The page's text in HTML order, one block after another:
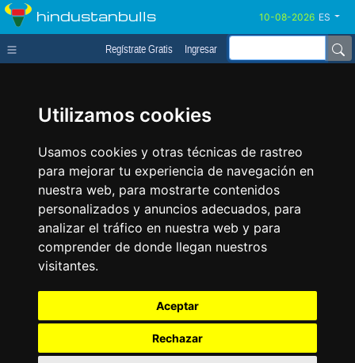
Utilizamos cookies
Usamos cookies y otras técnicas de rastreo
para mejorar tu experiencia de navegación en
nuestra web, para mostrarte contenidos
personalizados y anuncios adecuados, para
analizar el tráfico en nuestra web y para
comprender de donde llegan nuestros
visitantes.
Aceptar
Rechazar
hindustanbulls ES
Regístrate Gratis Ingresar